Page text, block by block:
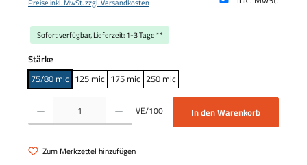
Sofort verfügbar, Lieferzeit: 1-3 Tage **
Stärke
75/80 mic 125 mic 175 mic 250 mic
Produkt Anzahl: Gib den gewünschten Wert ein oder benutze die Schaltflächen um
VE/100 In den Warenkorb
Zum Merkzettel hinzufügen